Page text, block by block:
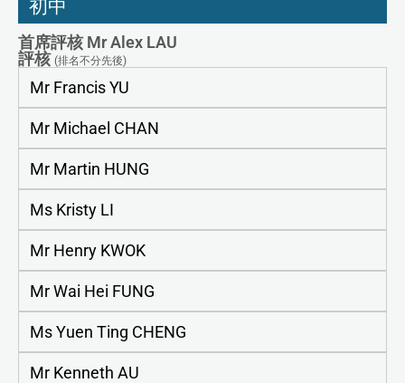
初中
首席評核 Mr Alex LAU
評核 (排名不分先後)
Mr Francis YU
Mr Michael CHAN
Mr Martin HUNG
Ms Kristy LI
Mr Henry KWOK
Mr Wai Hei FUNG
Ms Yuen Ting CHENG
Mr Kenneth AU